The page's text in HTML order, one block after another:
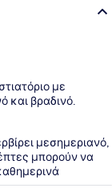
με
και βραδινό.
μεσημεριανό,
μπορούν να